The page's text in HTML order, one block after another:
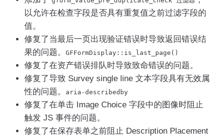
以允许在检查字段是否具有重复值之前过滤字段的
值。
修复了当最后一页出现验证错误时导致返回错误结
果的问题。
GFFormDisplay :: is_last_page ()
修复了在资产错误排队时导致致命错误的问题。
修复了导致 Survey single line 文本字段具有无效属
性的问题。
aria -describedby
修复了在单击 Image Choice 字段中的图像时阻止
触发 JS 事件的问题。
修复了在保存表单之前阻止 Description Placement